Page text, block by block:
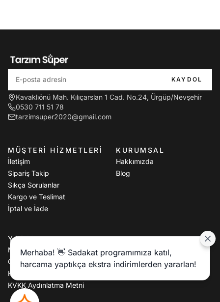
KAYDOL
Kavaklıönü Mah. Kılıçarslan 1 Cad. No.24, Ürgüp/Nevşehir
0530 711 51 78
tarzimsuper2020@gmail.com
MÜŞTERI HIZMETLERI
İletişim
Sipariş Takip
Sıkça Sorulanlar
Kargo ve Teslimat
İptal ve İade
KURUMSAL
Hakkımızda
Blog
YASAL
Mesafeli Satış Sözleşmesi
Gizlilik Politikası
Kullanım Koşulları
KVKK Aydınlatma Metni
Merhaba! 👋 Sadakat programımıza katıl,
harcama yaptıkça ekstra indirimlerden yararlan!